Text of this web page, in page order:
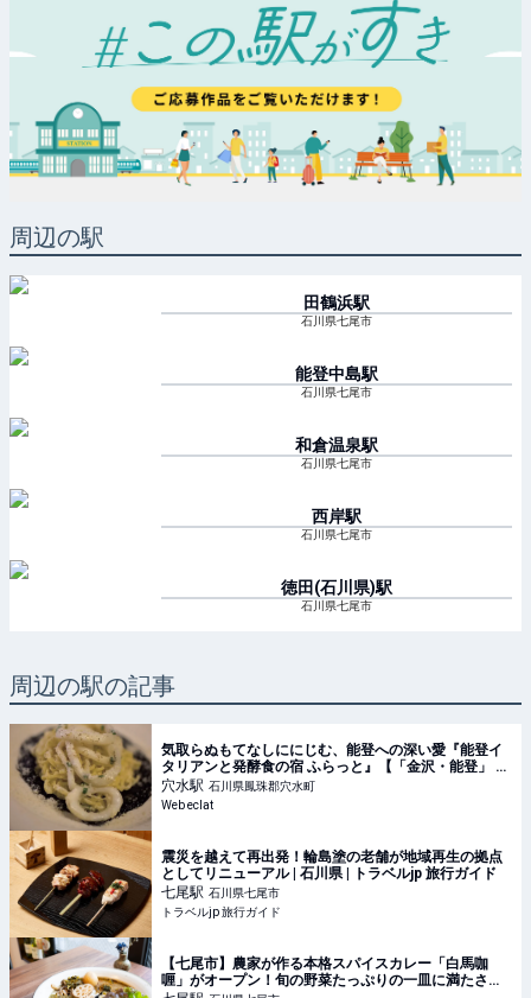
周辺の駅
田鶴浜駅
石川県七尾市
能登中島駅
石川県七尾市
和倉温泉駅
石川県七尾市
西岸駅
石川県七尾市
徳田(石川県)駅
石川県七尾市
周辺の駅の記事
気取らぬもてなしににじむ、能登への深い愛『能登イ
タリアンと発酵食の宿 ふらっと』【「金沢・能登」 心
ほどく大人旅】
穴水駅 石川県鳳珠郡穴水町
Web eclat
震災を越えて再出発！輪島塗の老舗が地域再生の拠点
としてリニューアル | 石川県 | トラベルjp 旅行ガイド
七尾駅 石川県七尾市
トラベルjp 旅行ガイド
【七尾市】農家が作る本格スパイスカレー「白馬咖
喱」がオープン！旬の野菜たっぷりの一皿に満たされ